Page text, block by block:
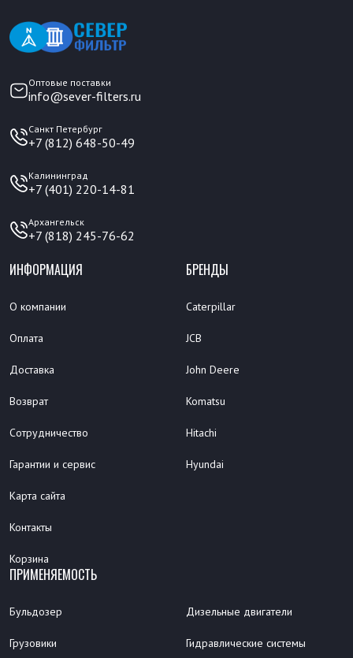
Оптовые поставки
info@sever-filters.ru
Санкт Петербург
+7 (812) 648-50-49
Калининград
+7 (401) 220-14-81
Архангельск
+7 (818) 245-76-62
ИНФОРМАЦИЯ
О компании
Оплата
Доставка
Возврат
Сотрудничество
Гарантии и сервис
Карта сайта
Контакты
Корзина
БРЕНДЫ
Caterpillar
JCB
John Deere
Komatsu
Hitachi
Hyundai
ПРИМЕНЯЕМОСТЬ
Бульдозер
Грузовики
Дизельные двигатели
Гидравлические системы